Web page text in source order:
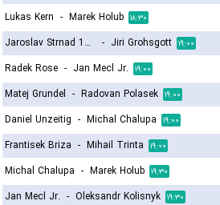
Lukas Kern - Marek Holub ۱۸:۳۰
Jaroslav Strnad 1964
- Jiri Grohsgott ۱۹:۰۰
Radek Rose - Jan Mecl Jr. ۱۹:۰۰
Matej Grundel - Radovan Polasek ۱۹:۰۰
Daniel Unzeitig - Michal Chalupa ۱۹:۰۰
Frantisek Briza - Mihail Trinta ۱۹:۰۰
Michal Chalupa - Marek Holub ۱۹:۳۰
Jan Mecl Jr. - Oleksandr Kolisnyk ۱۹:۳۰